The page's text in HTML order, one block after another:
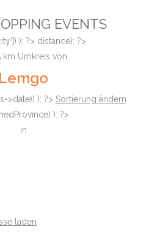
EVENTS
): ?> distance): ?>
km Umkreis von
Lemgo
>date)) ): ?> Sortierung ändern
): ?>
in
laden